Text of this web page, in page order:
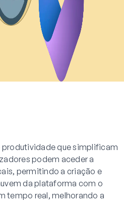
que simplificam
podem aceder a
permitindo a criação e
da plataforma com o
tempo real, melhorando a